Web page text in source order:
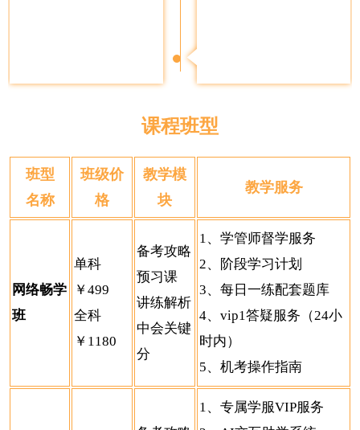
课程班型
班型
名称
班级价
格
教学模
块
教学服务
网络畅学
班
单科
￥499
全科
￥1180
备考攻略
预习课
讲练解析
中会关键
分
1、学管师督学服务
2、阶段学习计划
3、每日一练配套题库
4、vip1答疑服务（24小
时内）
5、机考操作指南
1、专属学服VIP服务